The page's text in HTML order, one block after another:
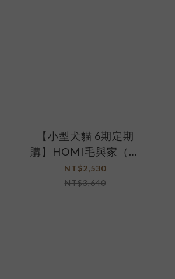
【小型犬貓 6期定期
購】HOMI毛與家（腸
胃保健升級組）日日好
魚油2盒+腸胃淨30入x2
NT$2,530
NT$3,640